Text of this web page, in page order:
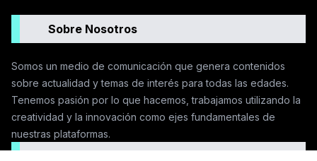
Sobre Nosotros
Somos un medio de comunicación que genera contenidos
sobre actualidad y temas de interés para todas las edades.
Tenemos pasión por lo que hacemos, trabajamos utilizando la
creatividad y la innovación como ejes fundamentales de
nuestras plataformas.